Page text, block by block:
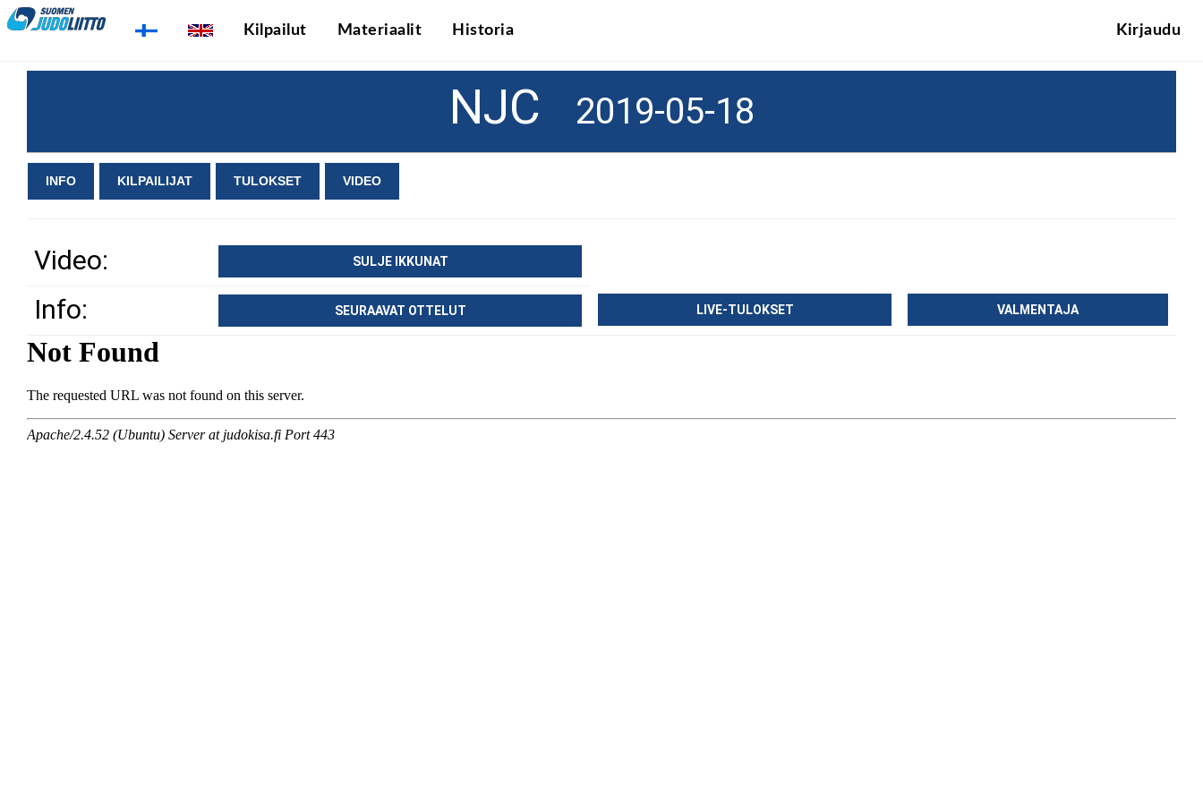
Kilpailut Materiaalit Historia Kirjaudu
NJC 2019-05-18
INFO KILPAILIJAT TULOKSET VIDEO
Video: SULJE IKKUNAT
Info: SEURAAVAT OTTELUT LIVE-TULOKSET VALMENTAJA